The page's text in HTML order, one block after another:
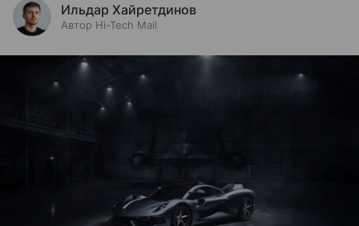
Ильдар Хайретдинов
Автор Hi-Tech Mail